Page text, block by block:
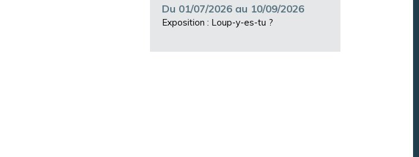
Du 01/07/2026 au 10/09/2026
Exposition : Loup-y-es-tu ?